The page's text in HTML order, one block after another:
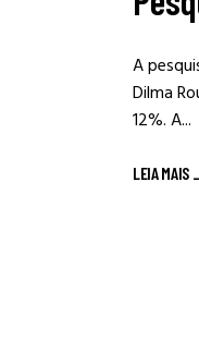
A
Dilma
12%. A...
LEIA MAIS _